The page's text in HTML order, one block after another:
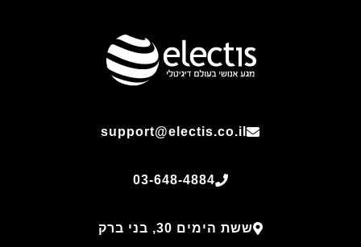
support@electis.co.il
03-648-4884
ששת הימים 30, בני ברק